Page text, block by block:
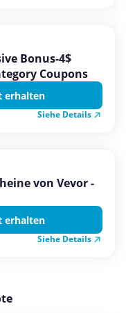
Bonus-4$
Coupons
erhalten
Siehe Details
von Vevor -
erhalten
Siehe Details